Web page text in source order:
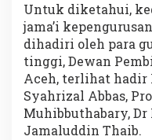
Untuk diketahui,
jama’i
dihadiri oleh para
tinggi, Dewan
Aceh, terlihat hadir
Syahrizal Abbas,
Muhibbuthabary,
Jamaluddin Thaib.